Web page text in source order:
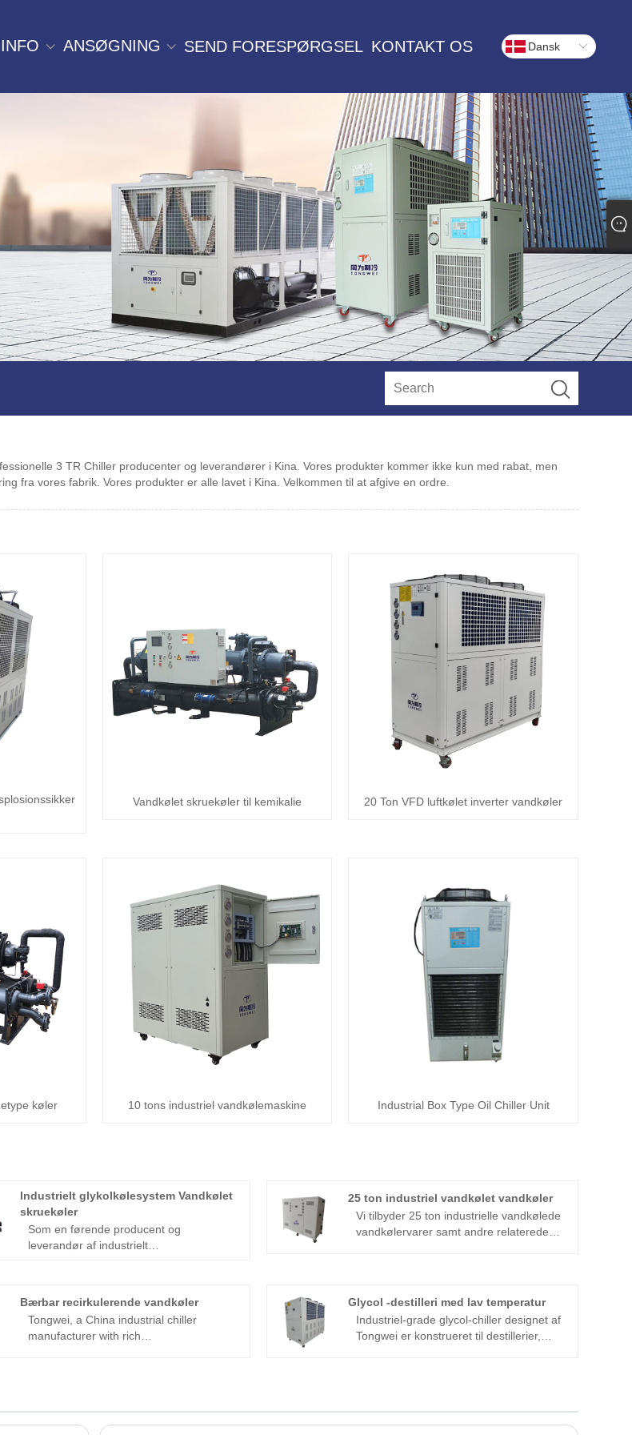
INFO ANSØGNING SEND FORESPØRGSEL KONTAKT OS Dansk
3 TR Chiller producenter og leverandører i Kina. Vores produkter kommer ikke kun med rabat, men
fra vores fabrik. Vores produkter er alle lavet i Kina. Velkommen til at afgive en ordre.
Vandkølet skruekøler til kemikalie 20 Ton VFD luftkølet inverter vandkøler
køler 10 tons industriel vandkølemaskine Industrial Box Type Oil Chiller Unit
Industrielt glykolkølesystem Vandkølet
skruekøler
Som en førende producent og
leverandør af industrielt
fra TW-WSL-serien fra 80KW til 1000KW
og kølerens temperaturkontrolområde
fra -30℃ til +5℃. Industrielt
25 ton industriel vandkølet vandkøler
Vi tilbyder 25 ton industrielle vandkølede
vandkølervarer samt andre relaterede
fødevareindustrielle og kommercielle
industrier anvender industrielt
vandkølerudstyr fra Tongwei, en af ​​de
førende producenter af industrielle
applikationer. 25 ton 100KW industriel
Bærbar recirkulerende vandkøler
Tongwei, a China industrial chiller
manufacturer with rich
lines . Engineered with advanced
temperature control technology, this
Glycol -destilleri med lav temperatur
Industriel-grade glycol-chiller designet af
Tongwei er konstrueret til destillerier,
destillationsprocesser. Vores